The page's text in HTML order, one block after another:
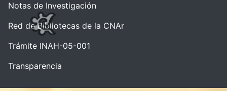
Notas de Investigación
Red de Bibliotecas de la CNAr
Trámite INAH-05-001
Transparencia